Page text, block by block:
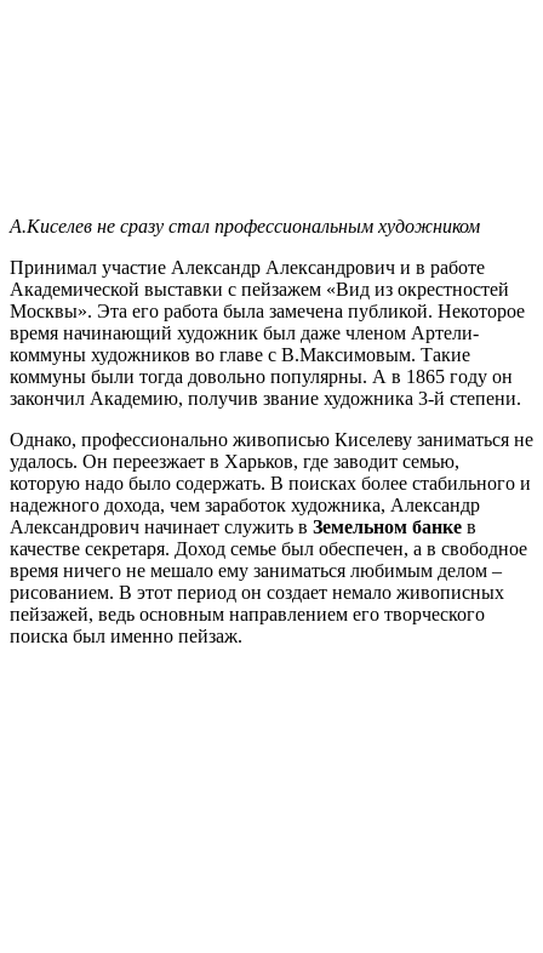
А.Киселев не сразу стал профессиональным художником
Принимал участие Александр Александрович и в работе
Академической выставки с пейзажем «Вид из окрестностей
Москвы». Эта его работа была замечена публикой. Некоторое
время начинающий художник был даже членом Артели-
коммуны художников во главе с В.Максимовым. Такие
коммуны были тогда довольно популярны. А в 1865 году он
закончил Академию, получив звание художника 3-й степени.
Однако, профессионально живописью Киселеву заниматься не
удалось. Он переезжает в Харьков, где заводит семью,
которую надо было содержать. В поисках более стабильного и
надежного дохода, чем заработок художника, Александр
Александрович начинает служить в Земельном банке в
качестве секретаря. Доход семье был обеспечен, а в свободное
время ничего не мешало ему заниматься любимым делом –
рисованием. В этот период он создает немало живописных
пейзажей, ведь основным направлением его творческого
поиска был именно пейзаж.